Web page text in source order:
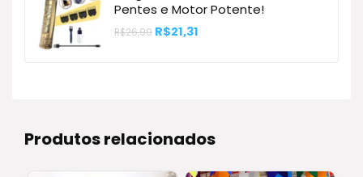
Pentes e Motor Potente!
R$26,99 O
R$21,31
Produtos relacionados